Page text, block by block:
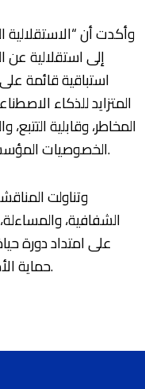
وأكدت أن “الاستقلالية
إلى استقلالية عن
استباقية قائمة
المتزايد للذكاء
المخاطر، وقابلية
الخصوصيات المؤسساتية وأولويات التنمية الخاصة بكل بلد.
وتناولت
الشفافية،
على امتداد دورة
حماية الأطفال والنساء والفئات الأكثر هشاشة.